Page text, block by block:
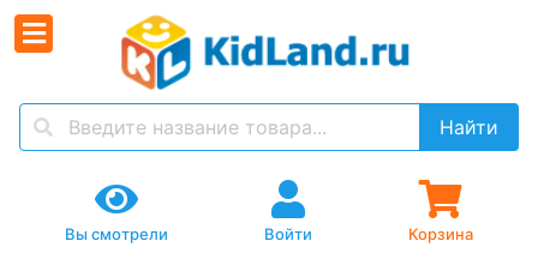
Найти
Вы смотрели Войти Корзина